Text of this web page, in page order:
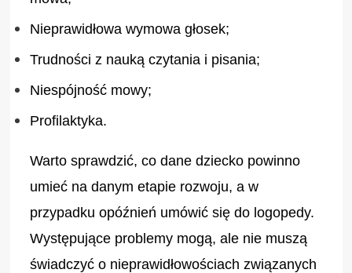
Nieprawidłowa wymowa głosek;
Trudności z nauką czytania i pisania;
Niespójność mowy;
Profilaktyka.
Warto sprawdzić, co dane dziecko powinno
umieć na danym etapie rozwoju, a w
przypadku opóźnień umówić się do logopedy.
Występujące problemy mogą, ale nie muszą
świadczyć o nieprawidłowościach związanych